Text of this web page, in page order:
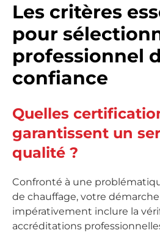
Les critères
pour
professionnel
confiance
Quelles
garantissent un
qualité ?
Confronté à une
de chauffage, votre
impérativement inclure la
accréditations